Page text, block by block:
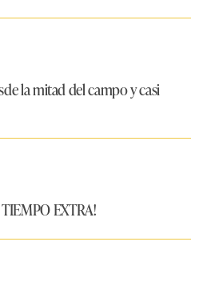
la mitad del campo y casi
EXTRA!